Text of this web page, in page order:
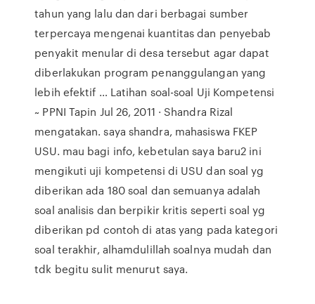
tahun yang lalu dan dari berbagai sumber
terpercaya mengenai kuantitas dan penyebab
penyakit menular di desa tersebut agar dapat
diberlakukan program penanggulangan yang
lebih efektif … Latihan soal-soal Uji Kompetensi
~ PPNI Tapin Jul 26, 2011 · Shandra Rizal
mengatakan. saya shandra, mahasiswa FKEP
USU. mau bagi info, kebetulan saya baru2 ini
mengikuti uji kompetensi di USU dan soal yg
diberikan ada 180 soal dan semuanya adalah
soal analisis dan berpikir kritis seperti soal yg
diberikan pd contoh di atas yang pada kategori
soal terakhir, alhamdulillah soalnya mudah dan
tdk begitu sulit menurut saya.